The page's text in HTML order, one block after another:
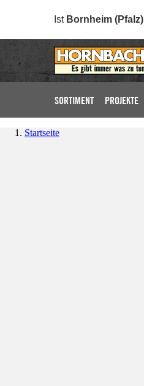
Ist Bornheim (Pfalz)
SORTIMENT PROJEKTE
Startseite